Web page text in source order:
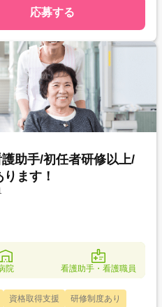
応募する
助手/初任者研修以上/
ます！
院 看護助手・看護職員
資格取得支援
研修制度あり